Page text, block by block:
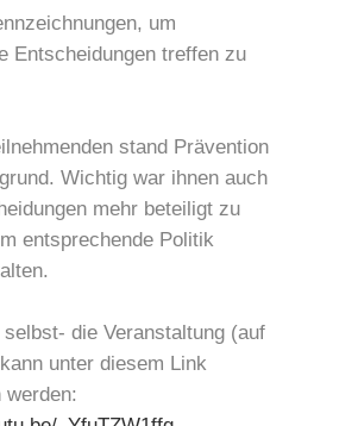
um
Entscheidungen treffen zu
stand Prävention
Wichtig war ihnen auch
mehr beteiligt zu
entsprechende Politik
die Veranstaltung (auf
unter diesem Link
werden: